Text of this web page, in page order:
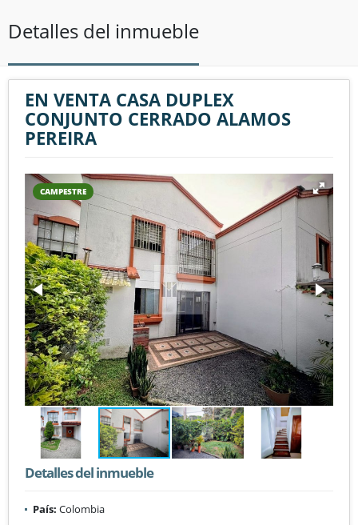
Detalles del inmueble
EN VENTA CASA DUPLEX
CONJUNTO CERRADO ALAMOS
PEREIRA
CAMPESTRE
Detalles del inmueble
País: Colombia